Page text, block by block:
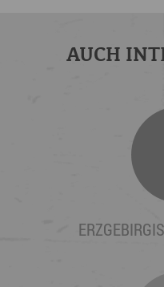
AUCH